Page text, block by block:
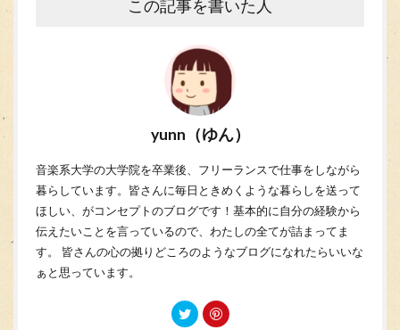
この記事を書いた人
yunn（ゆん）
音楽系大学の大学院を卒業後、フリーランスで仕事をしながら
暮らしています。皆さんに毎日ときめくような暮らしを送って
ほしい、がコンセプトのブログです！基本的に自分の経験から
伝えたいことを言っているので、わたしの全てが詰まってま
す。 皆さんの心の拠りどころのようなブログになれたらいいな
ぁと思っています。